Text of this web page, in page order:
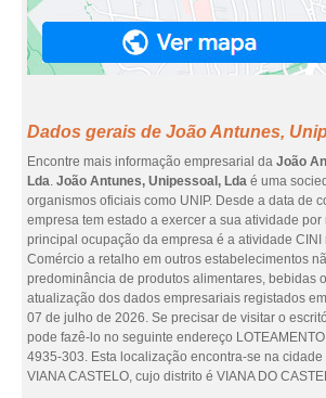
Dados gerais de João Antunes,
Encontre mais informação empresarial da João
Lda. João Antunes, Unipessoal, Lda é uma
organismos oficiais como UNIP. Desde a data de
empresa tem estado a exercer a sua atividade por
principal ocupação da empresa é a atividade
Comércio a retalho em outros estabelecimentos
predominância de produtos alimentares, bebidas
atualização dos dados empresariais registados
07 de julho de 2026. Se precisar de visitar o
pode fazê-lo no seguinte endereço LOTEAMENTO
4935-303. Esta localização encontra-se na cidade
VIANA CASTELO, cujo distrito é VIANA DO